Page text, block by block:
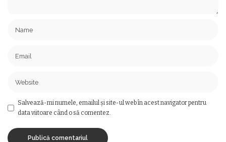
Salvează-mi numele, emailul și site-ul web în acest navigator pentru
data viitoare când o să comentez.